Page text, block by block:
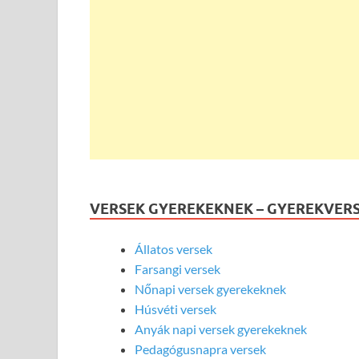
VERSEK GYEREKEKNEK –
Állatos versek
Farsangi versek
Nőnapi versek gyerekeknek
Húsvéti versek
Anyák napi versek gyerekeknek
Pedagógusnapra versek